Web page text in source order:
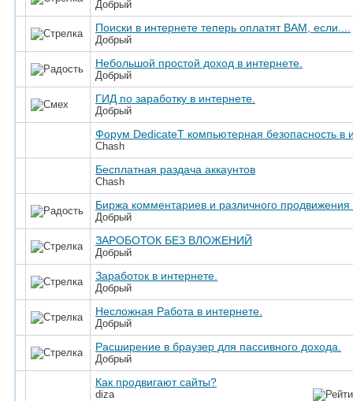
Добрый
Поиски в интернете теперь оплатят ВАМ, если....
Добрый
Небольшой простой доход в интернете.
Добрый
ГИД по заработку в интернете.
Добрый
Форум DedicateT компьютерная безопасность в
Chash
Бесплатная раздача аккаунтов
Chash
Биржа комментариев и различного продвижения
Добрый
ЗАРОБОТОК БЕЗ ВЛОЖЕНИЙ
Добрый
Заработок в интернете.
Добрый
Несложная Работа в интернете.
Добрый
Расширение в браузер для пассивного дохода.
Добрый
Как продвигают сайты?
diza